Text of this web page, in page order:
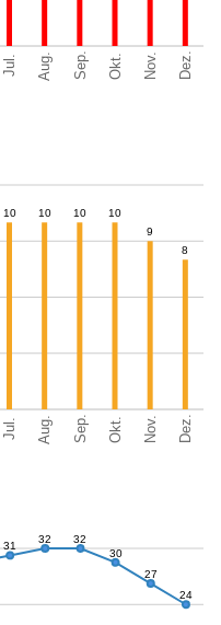
Jul. Aug. Sep. Okt. Nov. Dez.
Jul. Aug. Sep. Okt. Nov. Dez.
10 10 10 10
9
8
31
32
32
30
27
24